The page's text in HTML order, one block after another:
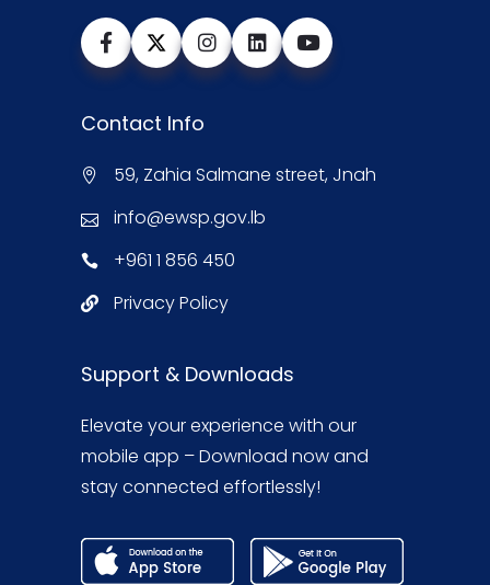
Contact Info
59, Zahia Salmane street, Jnah
info@ewsp.gov.lb
+961 1 856 450
Privacy Policy
Support & Downloads
Elevate your experience with our
mobile app – Download now and
stay connected effortlessly!